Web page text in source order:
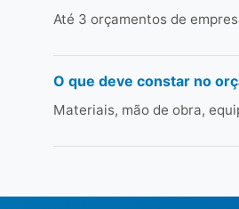
Até 3 orçamentos de
O que deve constar no
Materiais, mão de obra,